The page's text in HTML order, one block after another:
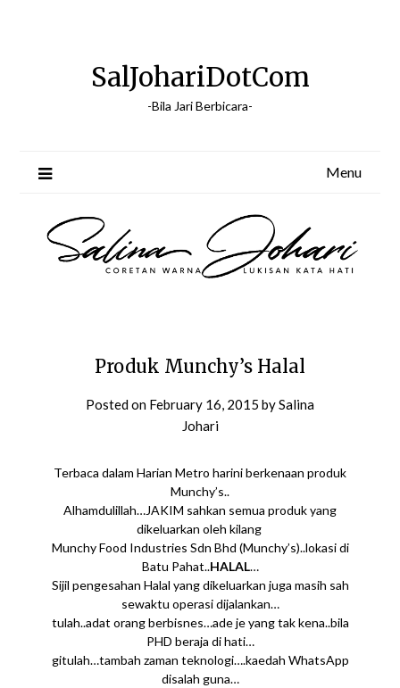
SalJohariDotCom
-Bila Jari Berbicara-
Menu
Produk Munchy’s Halal
Posted on February 16, 2015 bySalina
Johari
Terbaca dalam Harian Metro harini berkenaan produk
Munchy’s..
Alhamdulillah…JAKIM sahkan semua produk yang
dikeluarkan oleh kilang
Munchy Food Industries Sdn Bhd (Munchy’s)..lokasi di
Batu Pahat..HALAL…
Sijil pengesahan Halal yang dikeluarkan juga masih sah
sewaktu operasi dijalankan…
tulah..adat orang berbisnes…ade je yang tak kena..bila
PHD beraja di hati…
gitulah…tambah zaman teknologi….kaedah WhatsApp
disalah guna…